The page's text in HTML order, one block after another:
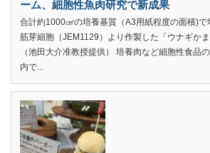
ーム、細胞性魚肉研究で新成果
合計約1000㎠の培養基質（A3用紙程度の面積)
筋芽細胞（JEM1129）より作製した「ウナギか
（池田大介准教授提供） 培養肉など細胞性食品
内で...